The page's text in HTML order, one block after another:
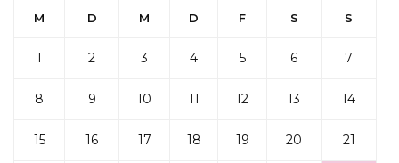
M D M D F S S
1 2 3 4 5 6 7
8 9 10 11 12 13 14
15 16 17 18 19 20 21